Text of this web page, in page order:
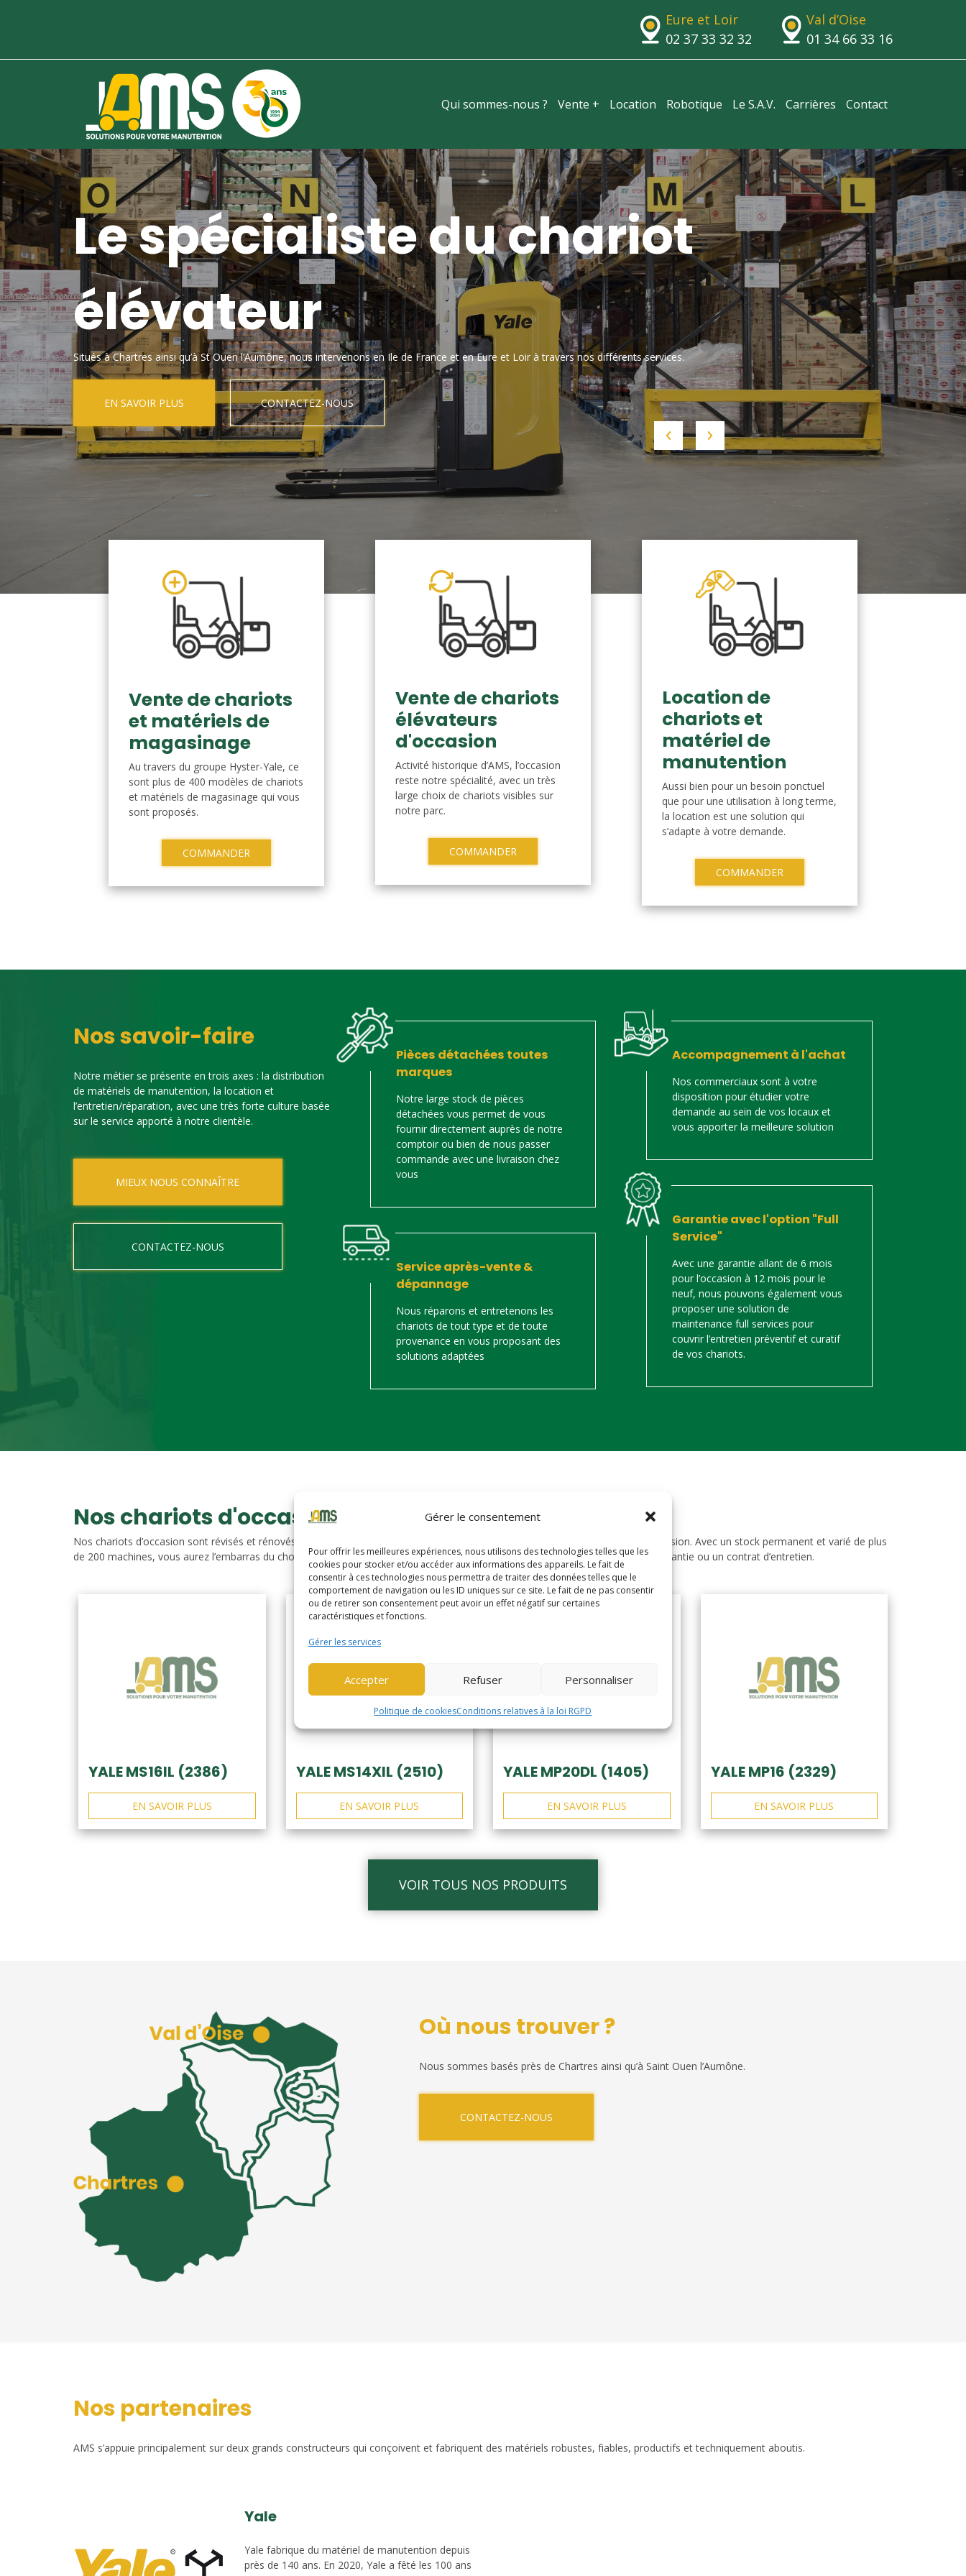
Gérer le consentement
Pour offrir les meilleures expériences, nous utilisons des technologies telles que les
cookies pour stocker et/ou accéder aux informations des appareils. Le fait de
consentir à ces technologies nous permettra de traiter des données telles que le
comportement de navigation ou les ID uniques sur ce site. Le fait de ne pas consentir
ou de retirer son consentement peut avoir un effet négatif sur certaines
caractéristiques et fonctions.
Gérer les services
Accepter Refuser Personnaliser
Politique de cookiesConditions relatives à la loi RGPD
Eure et Loir
02 37 33 32 32
Val d’Oise
01 34 66 33 16
Qui sommes-nous ? Vente + Location Robotique Le S.A.V. Carrières Contact
Le spécialiste du chariot
élévateur
Situés à Chartres ainsi qu’à St Ouen l’Aumône, nous intervenons en Ile de France et en Eure et Loir à travers nos différents services.
EN SAVOIR PLUS CONTACTEZ-NOUS
Vente de chariots
et matériels de
magasinage
Au travers du groupe Hyster-Yale, ce
sont plus de 400 modèles de chariots
et matériels de magasinage qui vous
sont proposés.
COMMANDER
Vente de chariots
élévateurs
d'occasion
Activité historique d’AMS, l’occasion
reste notre spécialité, avec un très
large choix de chariots visibles sur
notre parc.
COMMANDER
Location de
chariots et
matériel de
manutention
Aussi bien pour un besoin ponctuel
que pour une utilisation à long terme,
la location est une solution qui
s’adapte à votre demande.
COMMANDER
Nos savoir-faire
Notre métier se présente en trois axes : la distribution
de matériels de manutention, la location et
l’entretien/réparation, avec une très forte culture basée
sur le service apporté à notre clientèle.
MIEUX NOUS CONNAÎTRE
CONTACTEZ-NOUS
Pièces détachées toutes
marques
Notre large stock de pièces
détachées vous permet de vous
fournir directement auprès de notre
comptoir ou bien de nous passer
commande avec une livraison chez
vous
Service après-vente &
dépannage
Nous réparons et entretenons les
chariots de tout type et de toute
provenance en vous proposant des
solutions adaptées
Accompagnement à l'achat
Nos commerciaux sont à votre
disposition pour étudier votre
demande au sein de vos locaux et
vous apporter la meilleure solution
Garantie avec l'option "Full
Service"
Avec une garantie allant de 6 mois
pour l’occasion à 12 mois pour le
neuf, nous pouvons également vous
proposer une solution de
maintenance full services pour
couvrir l’entretien préventif et curatif
de vos chariots.
Nos chariots d'occasion
Nos chariots d’occasion sont révisés et rénovés. Vous trouverez ci-dessous notre catalogue de matériels de manutention d’occasion. Avec un stock permanent et varié de plus
de 200 machines, vous aurez l’embarras du choix. Nos chariots sont révisés, reconditionnés, repeints, prêts à partir avec une garantie ou un contrat d’entretien.
YALE MS16IL (2386)
EN SAVOIR PLUS
YALE MS14XIL (2510)
EN SAVOIR PLUS
YALE MP20DL (1405)
EN SAVOIR PLUS
YALE MP16 (2329)
EN SAVOIR PLUS
VOIR TOUS NOS PRODUITS
Où nous trouver ?
Nous sommes basés près de Chartres ainsi qu’à Saint Ouen l’Aumône.
CONTACTEZ-NOUS
Nos partenaires
AMS s’appuie principalement sur deux grands constructeurs qui conçoivent et fabriquent des matériels robustes, fiables, productifs et techniquement aboutis.
Yale
Yale fabrique du matériel de manutention depuis
près de 140 ans. En 2020, Yale a fêté les 100 ans